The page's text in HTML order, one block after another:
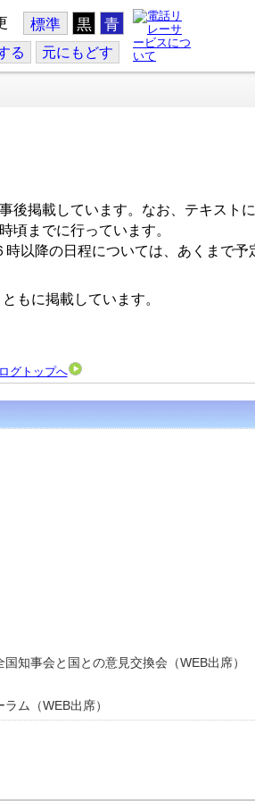
標準 黒 青
る 元にもどす
掲載しています。なお、テキスト
頃までに行っています。
以降の日程については、あくまで予
もに掲載しています。
グトップへ
知事会と国との意見交換会（WEB出席）
ム（WEB出席）